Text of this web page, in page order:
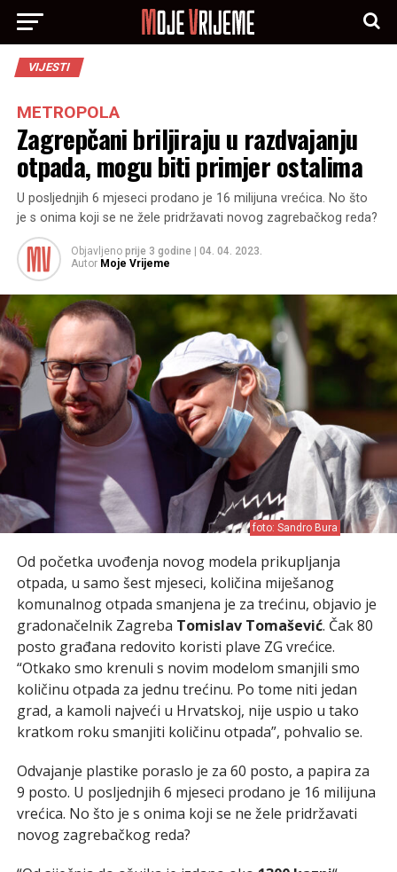
VIJESTI
METROPOLA
Zagrepčani briljiraju u razdvajanju
otpada, mogu biti primjer ostalima
U posljednjih 6 mjeseci prodano je 16 milijuna vrećica. No što
je s onima koji se ne žele pridržavati novog zagrebačkog reda?
Objavljeno prije 3 godine
04. 04. 2023.
Autor Moje Vrijeme
foto: Sandro Bura
Od početka uvođenja novog modela prikupljanja
otpada, u samo šest mjeseci, količina miješanog
komunalnog otpada smanjena je za trećinu, objavio je
gradonačelnik Zagreba Tomislav Tomašević. Čak 80
posto građana redovito koristi plave ZG vrećice.
“Otkako smo krenuli s novim modelom smanjili smo
količinu otpada za jednu trećinu. Po tome niti jedan
grad, a kamoli najveći u Hrvatskoj, nije uspio u tako
kratkom roku smanjiti količinu otpada”, pohvalio se.
Odvajanje plastike poraslo je za 60 posto, a papira za
9 posto. U posljednjih 6 mjeseci prodano je 16 milijuna
vrećica. No što je s onima koji se ne žele pridržavati
novog zagrebačkog reda?